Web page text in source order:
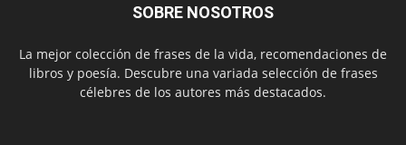
SOBRE NOSOTROS
La mejor colección de frases de la vida, recomendaciones de
libros y poesía. Descubre una variada selección de frases
célebres de los autores más destacados.